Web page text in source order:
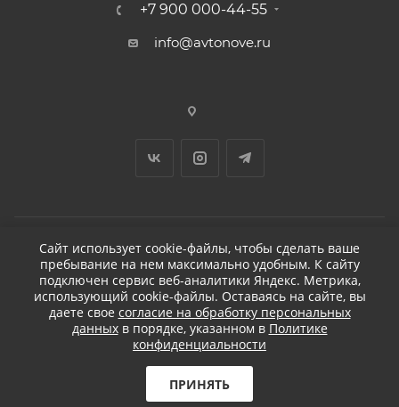
Бесплатная доставка
при заказе от 5 000
+7 900 000-44-55
info@avtonove.ru
2026 © ДЕТЕЙЛИНГ-МАРКЕТ АВТОНОВЬЕ
Сайт использует cookie-файлы, чтобы сделать ваше
пребывание на нем максимально удобным. К cайту
подключен сервис веб-аналитики Яндекс. Метрика,
использующий cookie-файлы. Оставаясь на сайте, вы
даете свое согласие на обработку персональных
данныхв порядке, указанном в Политике
конфиденциальности
ПРИНЯТЬ